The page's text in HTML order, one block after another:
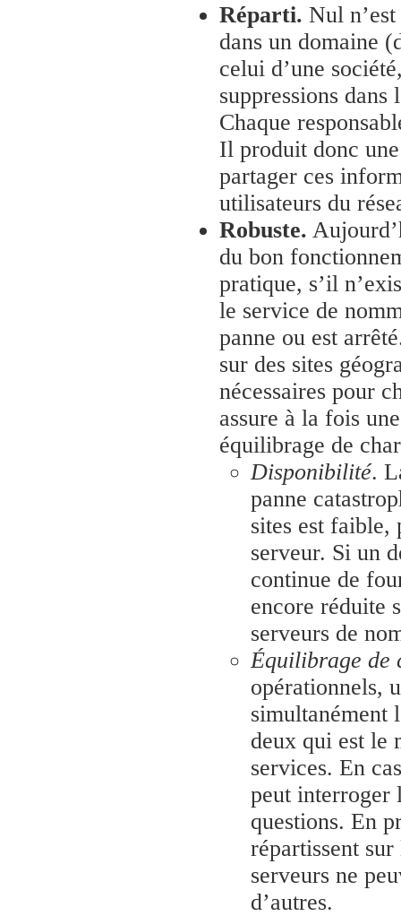
Réparti. Nul
dans un domaine
celui d’une
suppressions dans
Chaque
Il produit donc
partager ces
utilisateurs du
Robuste.
du bon
pratique, s’il
le service de
panne ou est
sur des sites
nécessaires pour
assure à la fois
équilibrage de
Disponibilité.
panne
sites est faible,
serveur. Si un
continue de
encore réduite
serveurs de
Équilibrage de
opérationnels,
simultanément
deux qui est le
services. En
peut interroger
questions. En
répartissent
serveurs ne
d’autres.